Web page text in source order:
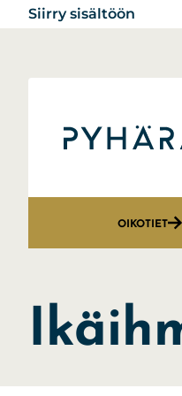
Siirry sisältöön
Etusivu
OIKOTIET